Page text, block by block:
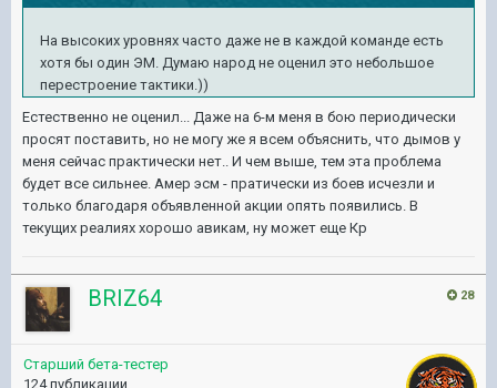
На высоких уровнях часто даже не в каждой команде есть
хотя бы один ЭМ. Думаю народ не оценил это небольшое
перестроение тактики.))
Естественно не оценил... Даже на 6-м меня в бою периодически
просят поставить, но не могу же я всем объяснить, что дымов у
меня сейчас практически нет.. И чем выше, тем эта проблема
будет все сильнее. Амер эсм - пратически из боев исчезли и
только благодаря объявленной акции опять появились. В
текущих реалиях хорошо авикам, ну может еще Кр
28
BRIZ64
Старший бета-тестер
124 публикации